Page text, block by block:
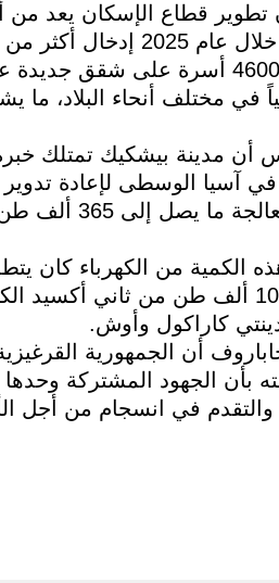
قطاع الإسكان يعد من
الخدمة، فيما حصل أكثر من 4600
في مختلف أنحاء
مدينة بيشكيك تمتلك
آسيا الوسطى لإعادة تدوير
سنوياً، ما يؤدي إلى انبعاث 100 ألف
كاراكول وأوش.
أن الجمهورية
بأن الجهود المشتركة
والتقدم في انسجام من أجل